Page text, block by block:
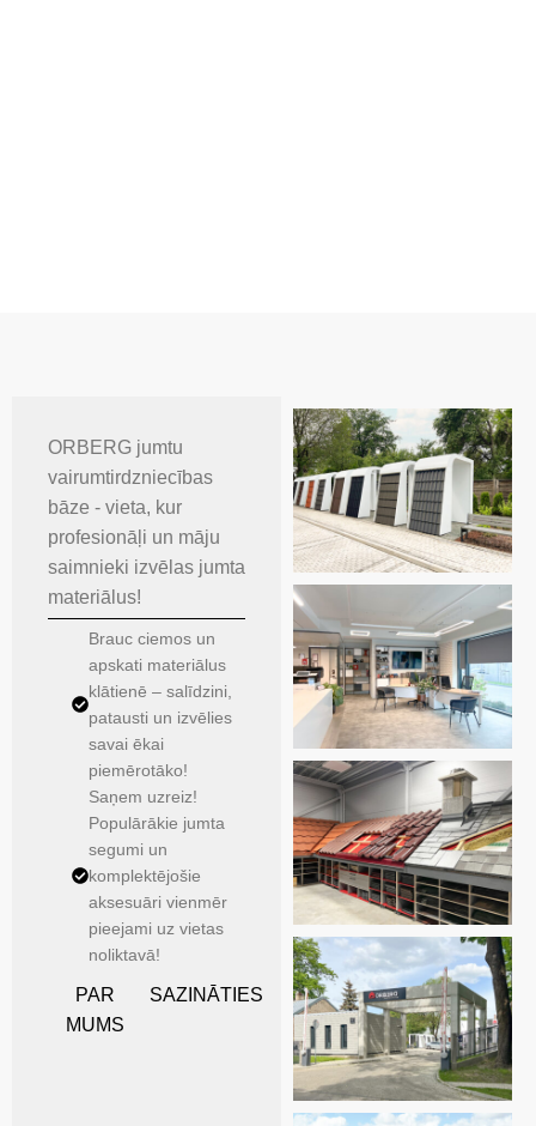
ORBERG jumtu
vairumtirdzniecības
bāze - vieta, kur
profesionāļi un māju
saimnieki izvēlas jumta
materiālus!
Brauc ciemos un
apskati materiālus
klātienē – salīdzini,
patausti un izvēlies
savai ēkai
piemērotāko!
Saņem uzreiz!
Populārākie jumta
segumi un
komplektējošie
aksesuāri vienmēr
pieejami uz vietas
noliktavā!
PAR
MUMS
SAZINĀTIES